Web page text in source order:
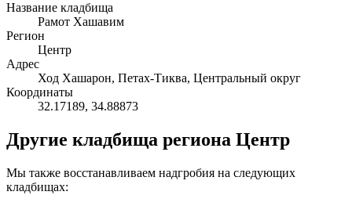
Название кладбища
Рамот Хашавим
Регион
Центр
Адрес
Ход Хашарон, Петах-Тиква, Центральный округ
Координаты
32.17189, 34.88873
Другие кладбища региона Центр
Мы также восстанавливаем надгробия на следующих
кладбищах: